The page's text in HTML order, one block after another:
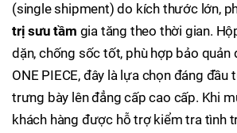
(single shipment) do kích thước lớn,
trị sưu tầm gia tăng theo thời gian.
dặn, chống sốc tốt, phù hợp bảo quản
ONE PIECE, đây là lựa chọn đáng đầu
trưng bày lên đẳng cấp cao cấp. Khi
khách hàng được hỗ trợ kiểm tra tình